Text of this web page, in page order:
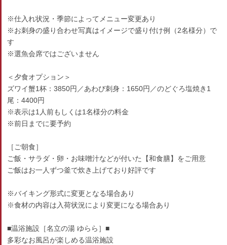
※仕入れ状況・季節によってメニュー変更あり
※お刺身の盛り合わせ写真はイメージで盛り付け例（2名様分）で
す
※選魚会席ではございません
＜夕食オプション＞
ズワイ蟹1杯：3850円／あわび刺身：1650円／のどぐろ塩焼き1
尾：4400円
※表示は1人前もしくは1名様分の料金
※前日までに要予約
［ご朝食］
ご飯・サラダ・卵・お味噌汁などが付いた【和食膳】をご用意
ご飯はお一人ずつ釜で炊き上げており好評です
※バイキング形式に変更となる場合あり
※食材の内容は入荷状況により変更になる場合あり
■温浴施設［名立の湯 ゆらら］■
多彩なお風呂が楽しめる温浴施設